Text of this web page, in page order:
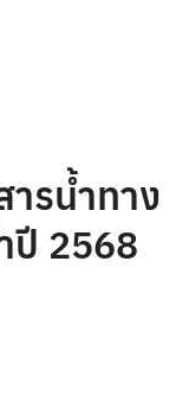
รน้ำทาง
ปี 2568